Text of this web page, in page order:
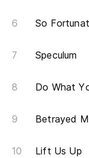
So
Speculum
Do What
Betrayed
Lift Us Up